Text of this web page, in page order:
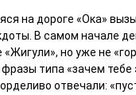
на дороге «Ока»
В самом начале
но уже не
типа «зачем тебе
отвечали: